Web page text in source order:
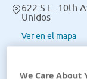
622 S.E. 10th
Unidos
Ver en el mapa
We Care About